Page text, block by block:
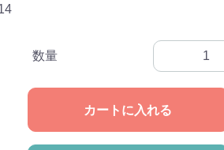
数量
カートに入れる